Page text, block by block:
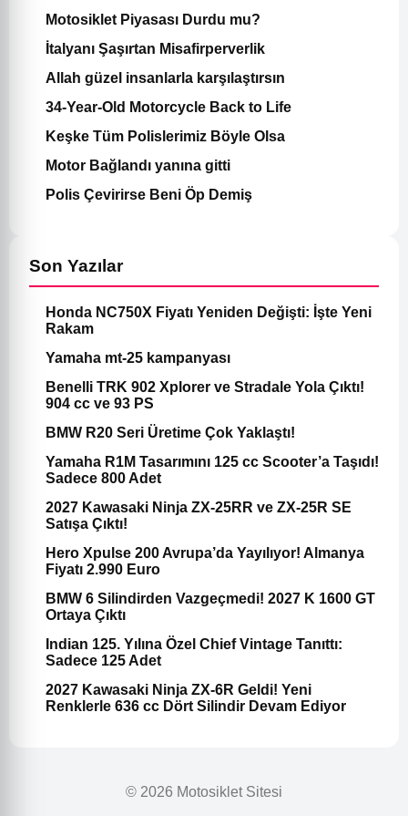
Motosiklet Piyasası Durdu mu?
İtalyanı Şaşırtan Misafirperverlik
Allah güzel insanlarla karşılaştırsın
34-Year-Old Motorcycle Back to Life
Keşke Tüm Polislerimiz Böyle Olsa
Motor Bağlandı yanına gitti
Polis Çevirirse Beni Öp Demiş
Son Yazılar
Honda NC750X Fiyatı Yeniden Değişti: İşte Yeni
Rakam
Yamaha mt-25 kampanyası
Benelli TRK 902 Xplorer ve Stradale Yola Çıktı!
904 cc ve 93 PS
BMW R20 Seri Üretime Çok Yaklaştı!
Yamaha R1M Tasarımını 125 cc Scooter’a Taşıdı!
Sadece 800 Adet
2027 Kawasaki Ninja ZX-25RR ve ZX-25R SE
Satışa Çıktı!
Hero Xpulse 200 Avrupa’da Yayılıyor! Almanya
Fiyatı 2.990 Euro
BMW 6 Silindirden Vazgeçmedi! 2027 K 1600 GT
Ortaya Çıktı
Indian 125. Yılına Özel Chief Vintage Tanıttı:
Sadece 125 Adet
2027 Kawasaki Ninja ZX-6R Geldi! Yeni
Renklerle 636 cc Dört Silindir Devam Ediyor
© 2026 Motosiklet Sitesi